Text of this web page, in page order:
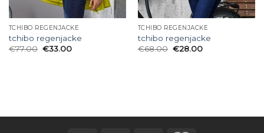
TCHIBO REGENJACKE
tchibo regenjacke
€77.00 €33.00
TCHIBO REGENJACKE
tchibo regenjacke
€68.00 €28.00